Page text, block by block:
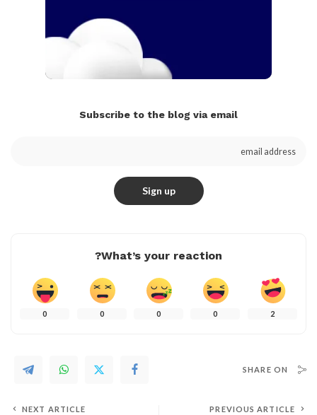
Subscribe to the blog via email
What’s your reaction?
2
0
0
0
0
SHARE ON
PREVIOUS ARTICLE
NEXT ARTICLE